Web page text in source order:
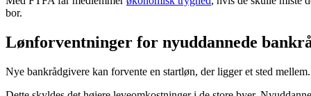
bor.
Lønforventninger for nyuddannede
Nye bankrådgivere kan forvente en startløn, der ligger et sted